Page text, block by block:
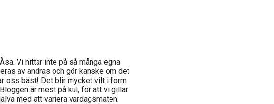
Vi hittar inte på så många egna
av andras och gör kanske om det
oss bäst! Det blir mycket vilt i form
är mest på kul, för att vi gillar
med att variera vardagsmaten.